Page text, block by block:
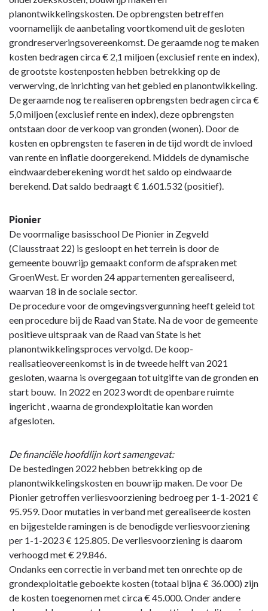
planontwikkelingskosten. De opbrengsten betreffen
voornamelijk de aanbetaling voortkomend uit de gesloten
grondreserveringsovereenkomst. De geraamde nog te maken
kosten bedragen circa € 2,1 miljoen (exclusief rente en index),
de grootste kostenposten hebben betrekking op de
verwerving, de inrichting van het gebied en planontwikkeling.
De geraamde nog te realiseren opbrengsten bedragen circa €
5,0 miljoen (exclusief rente en index), deze opbrengsten
ontstaan door de verkoop van gronden (wonen). Door de
kosten en opbrengsten te faseren in de tijd wordt de invloed
van rente en inflatie doorgerekend. Middels de dynamische
eindwaardeberekening wordt het saldo op eindwaarde
berekend. Dat saldo bedraagt € 1.601.532 (positief).
Pionier
De voormalige basisschool De Pionier in Zegveld
(Clausstraat 22) is gesloopt en het terrein is door de
gemeente bouwrijp gemaakt conform de afspraken met
GroenWest. Er worden 24 appartementen gerealiseerd,
waarvan 18 in de sociale sector.
De procedure voor de omgevingsvergunning heeft geleid tot
een procedure bij de Raad van State. Na de voor de gemeente
positieve uitspraak van de Raad van State is het
planontwikkelingsproces vervolgd. De koop-
realisatieovereenkomst is in de tweede helft van 2021
gesloten, waarna is overgegaan tot uitgifte van de gronden en
start bouw. In 2022 en 2023 wordt de openbare ruimte
ingericht , waarna de grondexploitatie kan worden
afgesloten.
De financiële hoofdlijn kort samengevat:
De bestedingen 2022 hebben betrekking op de
planontwikkelingskosten en bouwrijp maken. De voor De
Pionier getroffen verliesvoorziening bedroeg per 1-1-2021 €
95.959. Door mutaties in verband met gerealiseerde kosten
en bijgestelde ramingen is de benodigde verliesvoorziening
per 1-1-2023 € 125.805. De verliesvoorziening is daarom
verhoogd met € 29.846.
Ondanks een correctie in verband met ten onrechte op de
grondexploitatie geboekte kosten (totaal bijna € 36.000) zijn
de kosten toegenomen met circa € 45.000. Onder andere